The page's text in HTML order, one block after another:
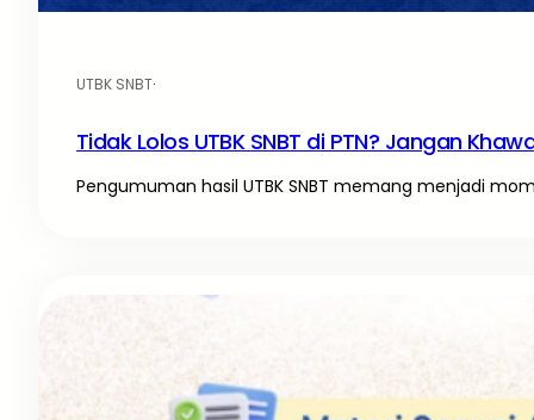
UTBK SNBT·
Tidak Lolos UTBK SNBT di PTN? Jangan
Pengumuman hasil UTBK SNBT memang menjadi